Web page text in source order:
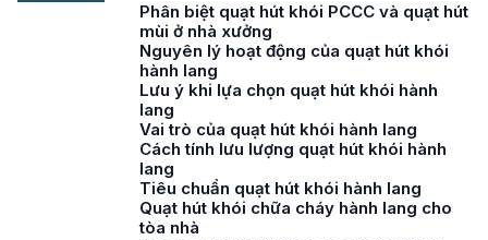
Phân biệt quạt hút khói PCCC và quạt hút
mùi ở nhà xưởng
Nguyên lý hoạt động của quạt hút khói
hành lang
Lưu ý khi lựa chọn quạt hút khói hành
lang
Vai trò của quạt hút khói hành lang
Cách tính lưu lượng quạt hút khói hành
lang
Tiêu chuẩn quạt hút khói hành lang
Quạt hút khói chữa cháy hành lang cho
tòa nhà